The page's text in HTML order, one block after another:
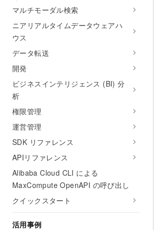
マルチモーダル検索
ニアリアルタイムデータウェアハ
ウス
データ転送
開発
ビジネスインテリジェンス (BI) 分
析
権限管理
運営管理
SDK リファレンス
APIリファレンス
Alibaba Cloud CLI による
MaxCompute OpenAPI の呼び出し
クイックスタート
活用事例